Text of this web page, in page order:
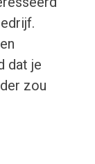
dat je
zou